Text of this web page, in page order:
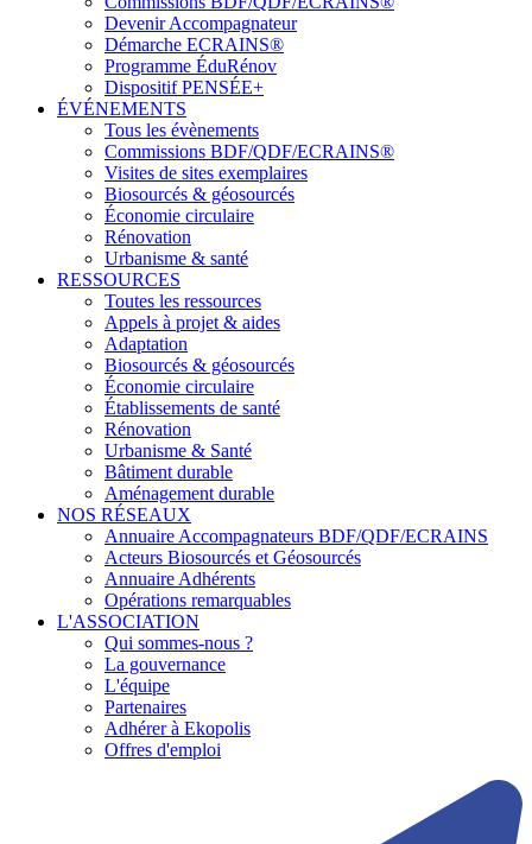
Devenir Accompagnateur
Démarche ECRAINS®
Programme ÉduRénov
Dispositif PENSÉE+
ÉVÉNEMENTS
Tous les évènements
Commissions BDF/QDF/ECRAINS®
Visites de sites exemplaires
Biosourcés & géosourcés
Économie circulaire
Rénovation
Urbanisme & santé
RESSOURCES
Toutes les ressources
Appels à projet & aides
Adaptation
Biosourcés & géosourcés
Économie circulaire
Établissements de santé
Rénovation
Urbanisme & Santé
Bâtiment durable
Aménagement durable
NOS RÉSEAUX
Annuaire Accompagnateurs BDF/QDF/ECRAINS
Acteurs Biosourcés et Géosourcés
Annuaire Adhérents
Opérations remarquables
L'ASSOCIATION
Qui sommes-nous ?
La gouvernance
L'équipe
Partenaires
Adhérer à Ekopolis
Offres d'emploi